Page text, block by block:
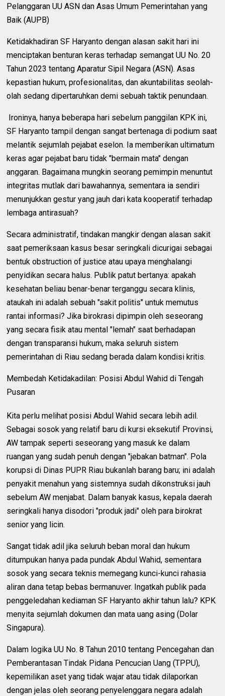
Pelanggaran UU ASN dan Asas Umum Pemerintahan yang
Baik (AUPB)
Ketidakhadiran SF Haryanto dengan alasan sakit hari ini
menciptakan benturan keras terhadap semangat UU No. 20
Tahun 2023 tentang Aparatur Sipil Negara (ASN). Asas
kepastian hukum, profesionalitas, dan akuntabilitas seolah-
olah sedang dipertaruhkan demi sebuah taktik penundaan.
Ironinya, hanya beberapa hari sebelum panggilan KPK ini,
SF Haryanto tampil dengan sangat bertenaga di podium saat
melantik sejumlah pejabat eselon. Ia memberikan ultimatum
keras agar pejabat baru tidak "bermain mata" dengan
anggaran. Bagaimana mungkin seorang pemimpin menuntut
integritas mutlak dari bawahannya, sementara ia sendiri
menunjukkan gestur yang jauh dari kata kooperatif terhadap
lembaga antirasuah?
Secara administratif, tindakan mangkir dengan alasan sakit
saat pemeriksaan kasus besar seringkali dicurigai sebagai
bentuk obstruction of justice atau upaya menghalangi
penyidikan secara halus. Publik patut bertanya: apakah
kesehatan beliau benar-benar terganggu secara klinis,
ataukah ini adalah sebuah "sakit politis" untuk memutus
rantai informasi? Jika birokrasi dipimpin oleh seseorang
yang secara fisik atau mental "lemah" saat berhadapan
dengan transparansi hukum, maka seluruh sistem
pemerintahan di Riau sedang berada dalam kondisi kritis.
Membedah Ketidakadilan: Posisi Abdul Wahid di Tengah
Pusaran
Kita perlu melihat posisi Abdul Wahid secara lebih adil.
Sebagai sosok yang relatif baru di kursi eksekutif Provinsi,
AW tampak seperti seseorang yang masuk ke dalam
ruangan yang sudah penuh dengan "jebakan batman". Pola
korupsi di Dinas PUPR Riau bukanlah barang baru; ini adalah
penyakit menahun yang sistemnya sudah dikonstruksi jauh
sebelum AW menjabat. Dalam banyak kasus, kepala daerah
seringkali hanya disodori "produk jadi" oleh para birokrat
senior yang licin.
Sangat tidak adil jika seluruh beban moral dan hukum
ditumpukan hanya pada pundak Abdul Wahid, sementara
sosok yang secara teknis memegang kunci-kunci rahasia
aliran dana tetap bebas bermanuver. Ingatkah publik pada
penggeledahan kediaman SF Haryanto akhir tahun lalu? KPK
menyita sejumlah dokumen dan mata uang asing (Dolar
Singapura).
Dalam logika UU No. 8 Tahun 2010 tentang Pencegahan dan
Pemberantasan Tindak Pidana Pencucian Uang (TPPU),
kepemilikan aset yang tidak wajar atau tidak dilaporkan
dengan jelas oleh seorang penyelenggara negara adalah